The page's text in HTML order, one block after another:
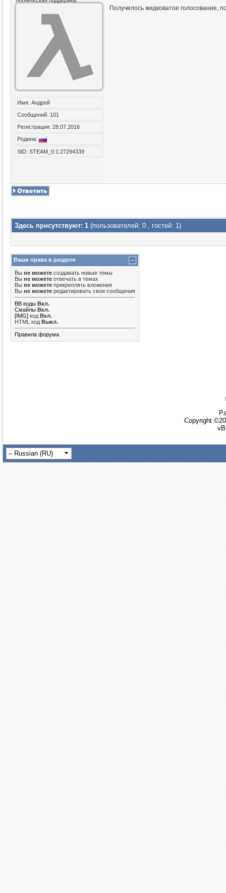
Имя: Андрей
Сообщений: 101
Регистрация: 28.07.2016
Родина:
SID: STEAM_0:1:27294339
Получилось жидковатое голосование,
Здесь присутствуют: 1 (пользователей: 0 , гостей: 1)
Ваши права в разделе
Вы не можете создавать новые темы
Вы не можете отвечать в темах
Вы не можете прикреплять вложения
Вы не можете редактировать свои сообщения
BB коды Вкл.
Смайлы Вкл.
[IMG] код Вкл.
HTML код Выкл.
Правила форума
Copyright